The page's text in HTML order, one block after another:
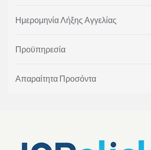
Ημερομηνία Λήξης Αγγελίας
Προϋπηρεσία
Απαραίτητα Προσόντα